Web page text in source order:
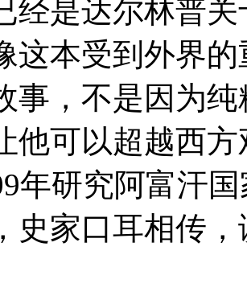
是达尔林普关
这本受到外界
事，不是因为
他可以超越西
年研究阿富汗
史家口耳相传